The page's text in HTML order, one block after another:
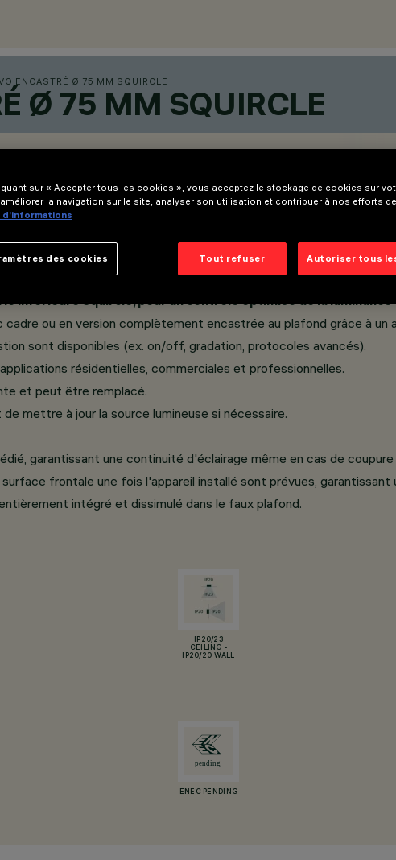
ENCASTRÉ Ø 75 MM SQUIRCLE
Ø 75 MM SQUIRCLE
inférieure Squircle, pour un contrôle optimisé de la
ou en version complètement encastrée au plafond grâce à un
sont disponibles (ex. on/off, gradation, protocoles avancés).
résidentielles, commerciales et professionnelles.
et peut être remplacé.
mettre à jour la source lumineuse si nécessaire.
garantissant une continuité d'éclairage même en cas de
frontale une fois l'appareil installé sont prévues, garantissant
intégré et dissimulé dans le faux plafond.
IP20/23
CEILING -
IP20/20 WALL
ENEC PENDING
sur « Accepter tous les cookies », vous acceptez le stockage de cookies sur
la navigation sur le site, analyser son utilisation et contribuer à nos efforts
d’informations
Tout refuser Autoriser tous
des cookies